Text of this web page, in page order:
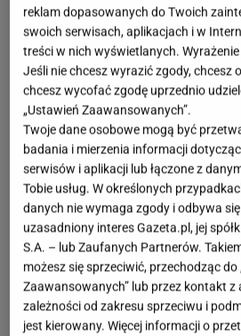
reklam dopasowanych do Twoich
swoich serwisach, aplikacjach i w
treści w nich wyświetlanych.
Jeśli nie chcesz wyrazić zgody, chcesz
chcesz wycofać zgodę uprzednio
„Ustawień Zaawansowanych”.
Twoje dane osobowe mogą być
badania i mierzenia informacji
serwisów i aplikacji lub łączone z
Tobie usług. W określonych
danych nie wymaga zgody i odbywa
uzasadniony interes Gazeta.pl, jej
S.A. – lub Zaufanych Partnerów.
możesz się sprzeciwić, przechodząc do
Zaawansowanych” lub przez kontakt
zależności od zakresu sprzeciwu i
jest kierowany. Więcej informacji o